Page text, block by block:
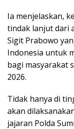
Ia menjelaskan,
tindak lanjut dari
Sigit Prabowo
Indonesia untuk
bagi masyarakat
2026.
Tidak hanya di
akan
jajaran Polda